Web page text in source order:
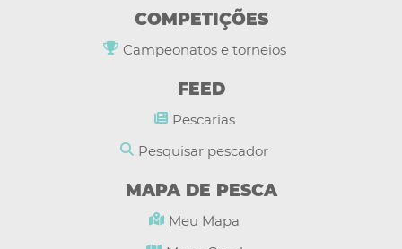
COMPETIÇÕES
Campeonatos e torneios
FEED
Pescarias
Pesquisar pescador
MAPA DE PESCA
Meu Mapa